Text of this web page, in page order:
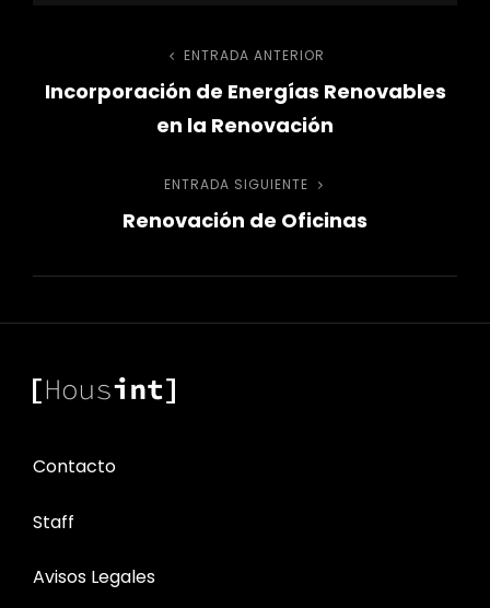
Navegación
entradas
Entrada
anterior
ENTRADA ANTERIOR
Incorporación de Energías Renovables
en la Renovación
Entrada
siguiente
ENTRADA SIGUIENTE
Renovación de Oficinas
Contacto
Staff
Avisos Legales